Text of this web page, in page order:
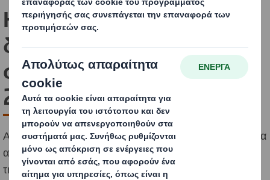
Η DS Smith Hellas
διακρίνεται με 4 βραβεία
στα Packaging Awards
2025
Απέσπασε 4 σημαντικές διακρίσεις, επιβεβαιώνοντας για
ακόμη μία χρονιά τη δέσμευσή της στην καινοτομία και
τη βιωσιμότητα στον τομέα της συσκευασίας.